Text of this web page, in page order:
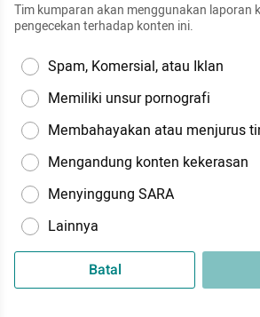
Tim kumparan akan menggunakan laporan
pengecekan terhadap konten ini.
Spam, Komersial, atau Iklan
Memiliki unsur pornografi
Membahayakan atau menjurus
Mengandung konten kekerasan
Menyinggung SARA
Lainnya
Batal